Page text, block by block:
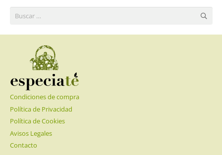
Buscar:
Condiciones de compra
Política de Privacidad
Política de Cookies
Avisos Legales
Contacto